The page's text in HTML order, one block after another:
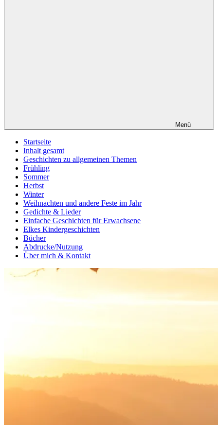
Menü
Startseite
Inhalt gesamt
Geschichten zu allgemeinen Themen
Frühling
Sommer
Herbst
Winter
Weihnachten und andere Feste im Jahr
Gedichte & Lieder
Einfache Geschichten für Erwachsene
Elkes Kindergeschichten
Bücher
Abdrucke/Nutzung
Über mich & Kontakt